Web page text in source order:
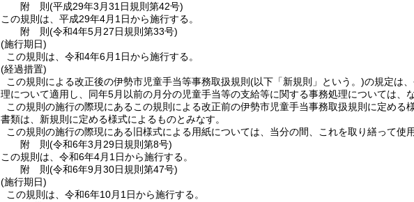
附 則(平成29年3月31日規則第42号)
この規則は、平成29年4月1日から施行する。
附 則(令和4年5月27日規則第33号)
(施行期日)
この規則は、令和4年6月1日から施行する。
(経過措置)
この規則による改正後の伊勢市児童手当等事務取扱規則 (以下「新規則」という。)の規定は
理について適用し、同年5月以前の月分の児童手当等の支給等に関する事務処理については、
この規則の施行の際現にあるこの規則による改正前の伊勢市児童手当事務取扱規則に定める
書類は、新規則に定める様式によるものとみなす。
この規則の施行の際現にある旧様式による用紙については、当分の間、これを取り繕って使
附 則(令和6年3月29日規則第8号)
この規則は、令和6年4月1日から施行する。
附 則(令和6年9月30日規則第47号)
(施行期日)
この規則は、令和6年10月1日から施行する。